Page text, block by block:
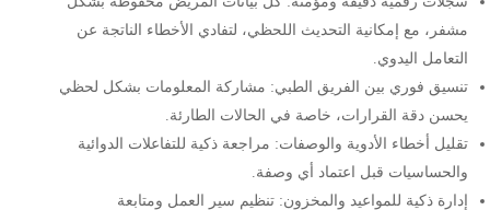
مشفر، مع إمكانية التحديث اللحظي، لتفادي الأخطاء الناتجة عن
التعامل اليدوي.
تنسيق فوري بين الفريق الطبي: مشاركة المعلومات بشكل لحظي
يحسن دقة القرارات، خاصة في الحالات الطارئة.
تقليل أخطاء الأدوية والوصفات: مراجعة ذكية للتفاعلات الدوائية
والحساسيات قبل اعتماد أي وصفة.
إدارة ذكية للمواعيد والمخزون: تنظيم سير العمل ومتابعة